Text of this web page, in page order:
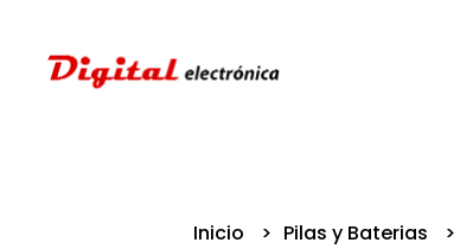
Inicio Pilas y Baterias